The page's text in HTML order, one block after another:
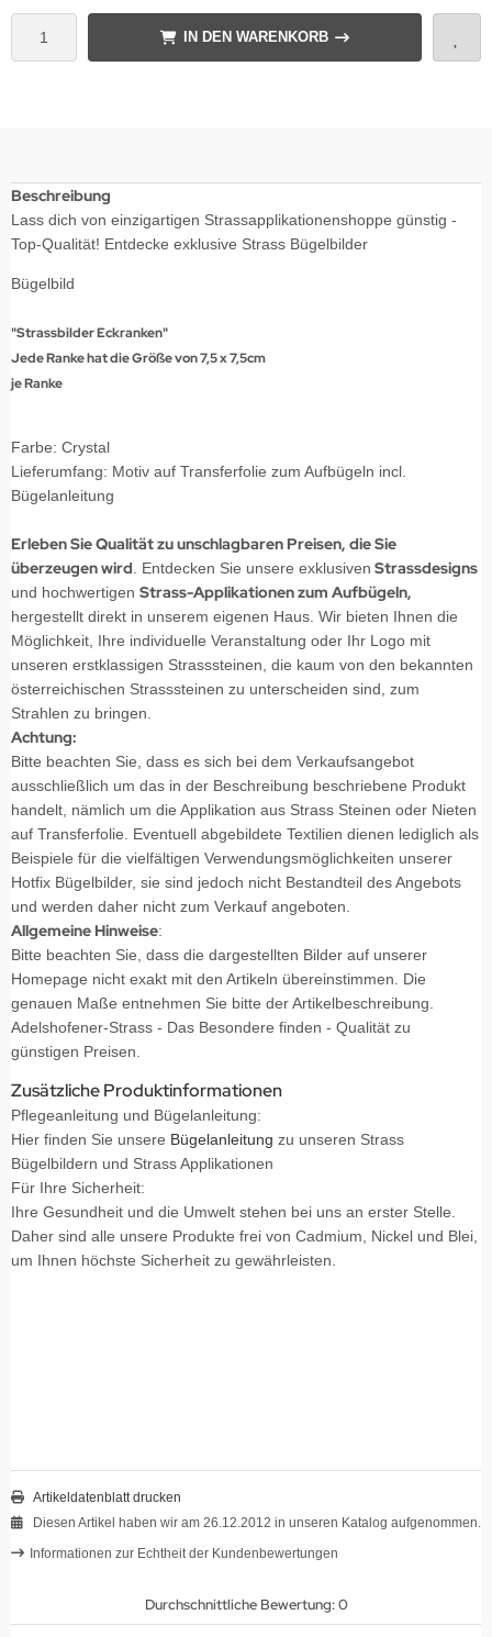
IN DEN WARENKORB
Beschreibung
Lass dich von einzigartigen Strassapplikationenshoppe günstig -
Top-Qualität! Entdecke exklusive Strass Bügelbilder
Bügelbild
"Strassbilder Eckranken"
Jede Ranke hat die Größe von 7,5 x 7,5cm
je Ranke
Farbe: Crystal
Lieferumfang: Motiv auf Transferfolie zum Aufbügeln incl.
Bügelanleitung
Erleben Sie Qualität zu unschlagbaren Preisen, die Sie
überzeugen wird . Entdecken Sie unsere exklusiven Strassdesigns
und hochwertigen Strass-Applikationen zum Aufbügeln,
hergestellt direkt in unserem eigenen Haus. Wir bieten Ihnen die
Möglichkeit, Ihre individuelle Veranstaltung oder Ihr Logo mit
unseren erstklassigen Strasssteinen, die kaum von den bekannten
österreichischen Strasssteinen zu unterscheiden sind, zum
Strahlen zu bringen.
Achtung:
Bitte beachten Sie, dass es sich bei dem Verkaufsangebot
ausschließlich um das in der Beschreibung beschriebene Produkt
handelt, nämlich um die Applikation aus Strass Steinen oder Nieten
auf Transferfolie. Eventuell abgebildete Textilien dienen lediglich als
Beispiele für die vielfältigen Verwendungsmöglichkeiten unserer
Hotfix Bügelbilder, sie sind jedoch nicht Bestandteil des Angebots
und werden daher nicht zum Verkauf angeboten.
Allgemeine Hinweise:
Bitte beachten Sie, dass die dargestellten Bilder auf unserer
Homepage nicht exakt mit den Artikeln übereinstimmen. Die
genauen Maße entnehmen Sie bitte der Artikelbeschreibung.
Adelshofener-Strass - Das Besondere finden - Qualität zu
günstigen Preisen.
Zusätzliche Produktinformationen
Pflegeanleitung und Bügelanleitung:
Hier finden Sie unsere Bügelanleitung zu unseren Strass
Bügelbildern und Strass Applikationen
Für Ihre Sicherheit:
Ihre Gesundheit und die Umwelt stehen bei uns an erster Stelle.
Daher sind alle unsere Produkte frei von Cadmium, Nickel und Blei,
um Ihnen höchste Sicherheit zu gewährleisten.
Artikeldatenblatt drucken
Diesen Artikel haben wir am 26.12.2012 in unseren Katalog aufgenommen.
Informationen zur Echtheit der Kundenbewertungen
Durchschnittliche Bewertung: 0